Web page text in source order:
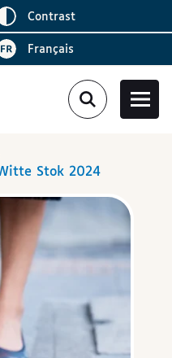
Omgekeerd
contrast
Visiter le site en
Français
Stok 2024